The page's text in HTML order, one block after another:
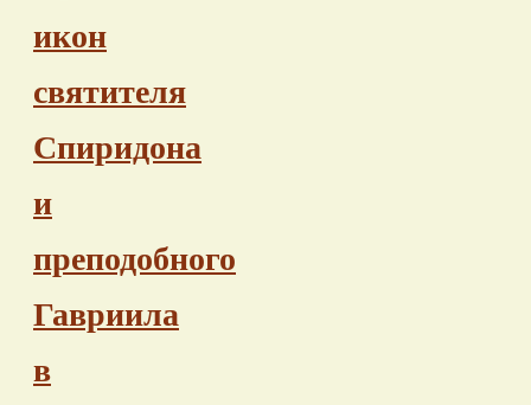
икон
святителя
Спиридона
и
преподобного
Гавриила
в